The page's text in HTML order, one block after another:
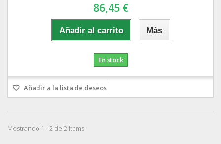
86,45 €
Añadir al carrito Más
En stock
Añadir a la lista de deseos
Mostrando 1 - 2 de 2 items